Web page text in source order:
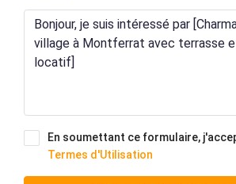
En soumettant ce formulaire,
Termes d'Utilisation